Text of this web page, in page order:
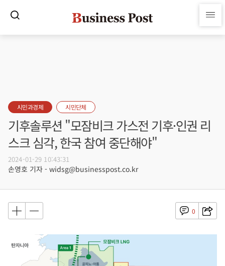
시민과경제 시민단체
기후솔루션 "모잠비크 가스전 기후·인권 리
스크 심각, 한국 참여 중단해야"
2024-01-29 10:43:31
손영호 기자 - widsg@businesspost.co.kr
0